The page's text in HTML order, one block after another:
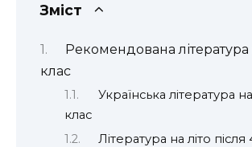
Зміст
Рекомендована література
клас
Українська література
клас
Література на літо після